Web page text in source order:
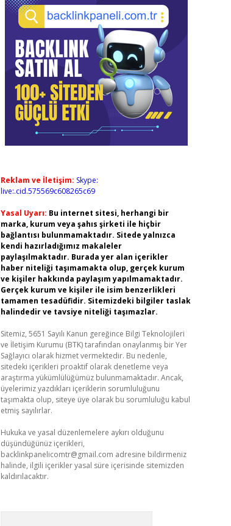
Reklam ve İletişim: Skype:
live:.cid.575569c608265c69
Yasal Uyarı: Bu internet sitesi, herhangi bir
marka, kurum veya şahıs şirketi ile hiçbir
bağlantısı bulunmamaktadır. Sitede yalnızca
kendi hazırladığımız makaleler
paylaşılmaktadır. Burada yer alan içerikler
haber niteliği taşımamakta olup, gerçek kurum
ve kişiler hakkında paylaşım yapılmamaktadır.
Gerçek kurum ve kişiler ile isim benzerlikleri
tamamen tesadüfidir. Sitemizdeki bilgiler taslak
halindedir ve tavsiye niteliği taşımazlar.
Sitemiz, 5651 Sayılı Kanun gereğince Bilgi Teknolojileri
ve İletişim Kurumu (BTK) tarafından onaylanmış bir Yer
Sağlayıcı olarak hizmet vermektedir. Bu nedenle,
sitedeki içerikleri proaktif olarak denetleme veya
araştırma yükümlülüğümüz bulunmamaktadır. Ancak,
üyelerimiz yazdıkları içeriklerin sorumluluğunu
taşımakta olup, siteye üye olarak bu sorumluluğu kabul
etmiş sayılırlar.
Hukuka ve yasal düzenlemelere aykırı olduğunu
düşündüğünüz içerikleri,
backlinkpanelicomtr@gmail.com adresine bildirmeniz
halinde, ilgili içerikler yasal süre içerisinde sitemizden
kaldırılacaktır.